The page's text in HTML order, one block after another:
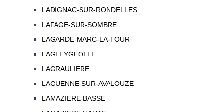
LADIGNAC-SUR-RONDELLES
LAFAGE-SUR-SOMBRE
LAGARDE-MARC-LA-TOUR
LAGLEYGEOLLE
LAGRAULIERE
LAGUENNE-SUR-AVALOUZE
LAMAZIERE-BASSE